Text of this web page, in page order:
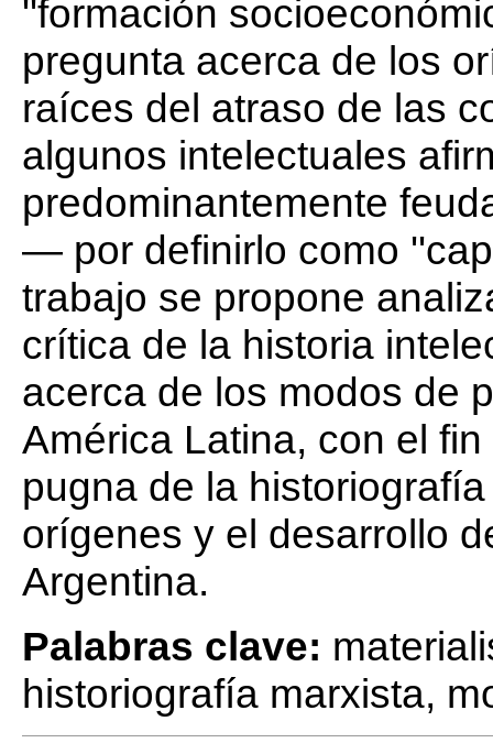
''formación
pregunta acerca de los
raíces del atraso de las
algunos intelectuales
predominantemente
— por definirlo como
trabajo se propone
crítica de la historia
acerca de los modos de
América Latina, con el
pugna de la
orígenes y el desarrollo
Argentina.
Palabras clave:
historiografía marxista,